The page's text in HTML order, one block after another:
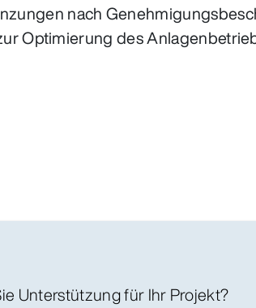
nach
Optimierung des
Unterstützung für Ihr Projekt?